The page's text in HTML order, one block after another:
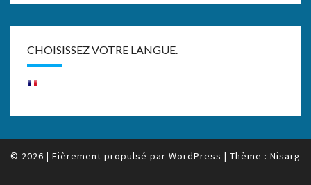
CHOISISSEZ VOTRE LANGUE.
© 2026 | Fièrement propulsé par WordPress | Thème : Nisarg